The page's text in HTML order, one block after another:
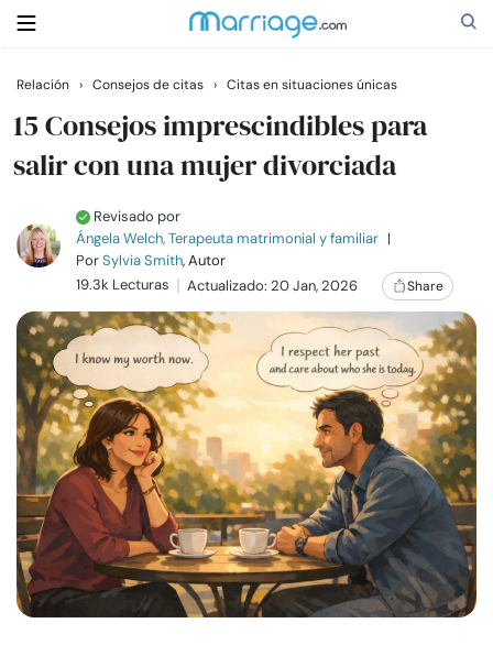
Buscar
Relaciones
Familia
Ayuda
Cursos
Recursos
Comunidad
Relación › Consejos de citas › Citas en situaciones únicas
15 Consejos imprescindibles para
salir con una mujer divorciada
Revisado por
Ángela Welch, Terapeuta matrimonial y familiar |
PorSylvia Smith, Autor
19.3k Lecturas
Actualizado: 20 Jan, 2026 Share